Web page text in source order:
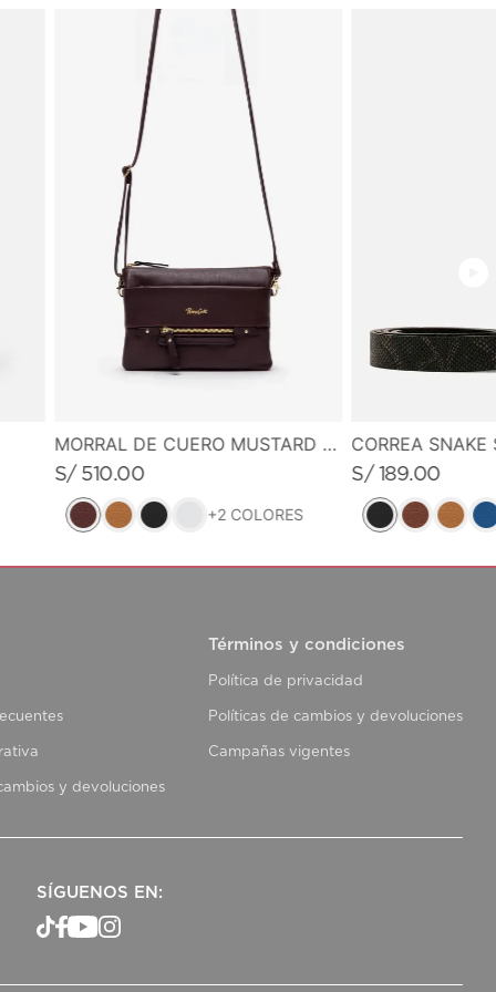
• Logotipo de marca metálico
• 1 asa de mano
• 1 asa extensible y ajustable
MEDIDAS
• Alto: 16.0 cm
• Ancho: 23.0 cm
• Profundidad: 8.0 cm
MORRAL DE CUERO MUSTARD MUSE
S/ 510.00
+2 COLORES
CORREA SNAKE
S/ 189.00
y devoluciones
Términos y condiciones
Política de privacidad
Políticas de cambios y devoluciones
Campañas vigentes
SÍGUENOS EN: